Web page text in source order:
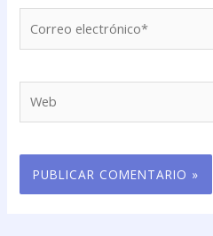
electrónico*